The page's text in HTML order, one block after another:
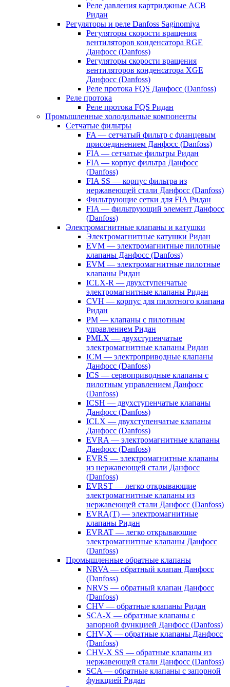
Реле давления картриджные ACB
Ридан
Регуляторы и реле Danfoss Saginomiya
Регуляторы скорости вращения
вентиляторов конденсатора RGE
Данфосс (Danfoss)
Регуляторы скорости вращения
вентиляторов конденсатора XGE
Данфосс (Danfoss)
Реле протока FQS Данфосс (Danfoss)
Реле протока
Реле протока FQS Ридан
Промышленные холодильные компоненты
Сетчатые фильтры
FA — сетчатый фильтр с фланцевым
присоединением Данфосс (Danfoss)
FIA — сетчатые фильтры Ридан
FIA — корпус фильтра Данфосс
(Danfoss)
FIA SS — корпус фильтра из
нержавеющей стали Данфосс (Danfoss)
Фильтрующие сетки для FIA Ридан
FIA — фильтрующий элемент Данфосс
(Danfoss)
Электромагнитные клапаны и катушки
Электромагнитные катушки Ридан
EVM — электромагнитные пилотные
клапаны Данфосс (Danfoss)
EVM — электромагнитные пилотные
клапаны Ридан
ICLX-R — двухступенчатые
электромагнитные клапаны Ридан
CVH — корпус для пилотного клапана
Ридан
PM — клапаны с пилотным
управлением Ридан
PMLX — двухступенчатые
электромагнитные клапаны Ридан
ICM — электроприводные клапаны
Данфосс (Danfoss)
ICS — сервоприводные клапаны с
пилотным управлением Данфосс
(Danfoss)
ICSH — двухступенчатые клапаны
Данфосс (Danfoss)
ICLX — двухступенчатые клапаны
Данфосс (Danfoss)
EVRA — электромагнитные клапаны
Данфосс (Danfoss)
EVRS — электромагнитные клапаны
из нержавеющей стали Данфосс
(Danfoss)
EVRST — легко открывающие
электромагнитные клапаны из
нержавеющей стали Данфосс (Danfoss)
EVRA(T) — электромагнитные
клапаны Ридан
EVRAT — легко открывающие
электромагнитные клапаны Данфосс
(Danfoss)
Промышленные обратные клапаны
NRVA — обратный клапан Данфосс
(Danfoss)
NRVS — обратный клапан Данфосс
(Danfoss)
CHV — обратные клапаны Ридан
SCA-X — обратные клапаны с
запорной функцией Данфосс (Danfoss)
CHV-X — обратные клапаны Данфосс
(Danfoss)
CHV-X SS — обратные клапаны из
нержавеющей стали Данфосс (Danfoss)
SCA — обратные клапаны с запорной
функцией Ридан